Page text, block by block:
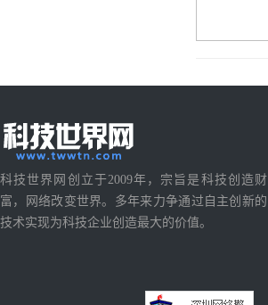
科技世界网创立于2009年，宗旨是科技创造财
富，网络改变世界。多年来力争通过自主创新的
技术实现为科技企业创造最大的价值。